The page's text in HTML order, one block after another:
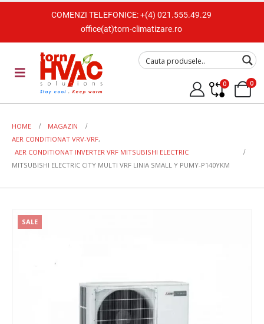
COMENZI TELEFONICE:+(4) 021.555.49.29
office(at)torn-climatizare.ro
0 0
HOME
MAGAZIN
AER CONDITIONAT VRV-VRF,
AER CONDITIONAT INVERTER VRF MITSUBISHI ELECTRIC
MITSUBISHI ELECTRIC CITY MULTI VRF LINIA SMALL Y PUMY-P140YKM
SALE